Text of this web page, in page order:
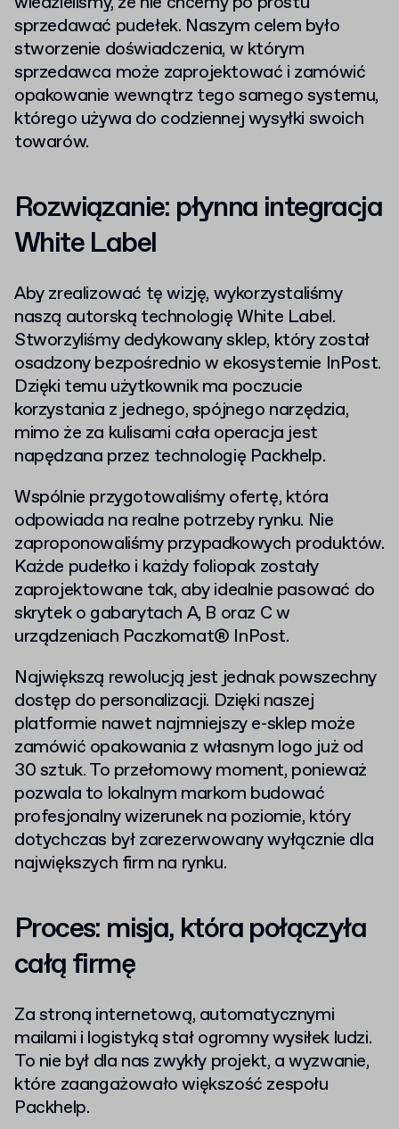
sprzedawać pudełek. Naszym celem było
stworzenie doświadczenia, w którym
sprzedawca może zaprojektować i zamówić
opakowanie wewnątrz tego samego systemu,
którego używa do codziennej wysyłki swoich
towarów.
Rozwiązanie: płynna integracja
White Label
Aby zrealizować tę wizję, wykorzystaliśmy
naszą autorską technologię White Label.
Stworzyliśmy dedykowany sklep, który został
osadzony bezpośrednio w ekosystemie InPost.
Dzięki temu użytkownik ma poczucie
korzystania z jednego, spójnego narzędzia,
mimo że za kulisami cała operacja jest
napędzana przez technologię Packhelp.
Wspólnie przygotowaliśmy ofertę, która
odpowiada na realne potrzeby rynku. Nie
zaproponowaliśmy przypadkowych produktów.
Każde pudełko i każdy foliopak zostały
zaprojektowane tak, aby idealnie pasować do
skrytek o gabarytach A, B oraz C w
urządzeniach Paczkomat® InPost.
Największą rewolucją jest jednak powszechny
dostęp do personalizacji. Dzięki naszej
platformie nawet najmniejszy e-sklep może
zamówić opakowania z własnym logo już od
30 sztuk. To przełomowy moment, ponieważ
pozwala to lokalnym markom budować
profesjonalny wizerunek na poziomie, który
dotychczas był zarezerwowany wyłącznie dla
największych firm na rynku.
Proces: misja, która połączyła
całą firmę
Za stroną internetową, automatycznymi
mailami i logistyką stał ogromny wysiłek ludzi.
To nie był dla nas zwykły projekt, a wyzwanie,
które zaangażowało większość zespołu
Packhelp.